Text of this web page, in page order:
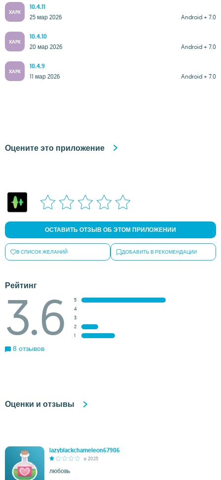
XAPK
10.4.11
Android + 7.0
25 мар 2026
XAPK
10.4.10
Android + 7.0
20 мар 2026
XAPK
10.4.9
Android + 7.0
11 мар 2026
Оцените это приложение
ОСТАВИТЬ ОТЗЫВ ОБ ЭТОМ ПРИЛОЖЕНИИ
В СПИСОК ЖЕЛАНИЙ ДОБАВИТЬ В РЕКОМЕНДАЦИИ
Рейтинг
3.6
5
4
3
2
1
8 отзывов
Оценки и отзывы
lazyblackchameleon67906
в 2025
любовь